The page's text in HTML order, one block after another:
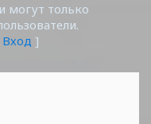
могут только
Вход ]